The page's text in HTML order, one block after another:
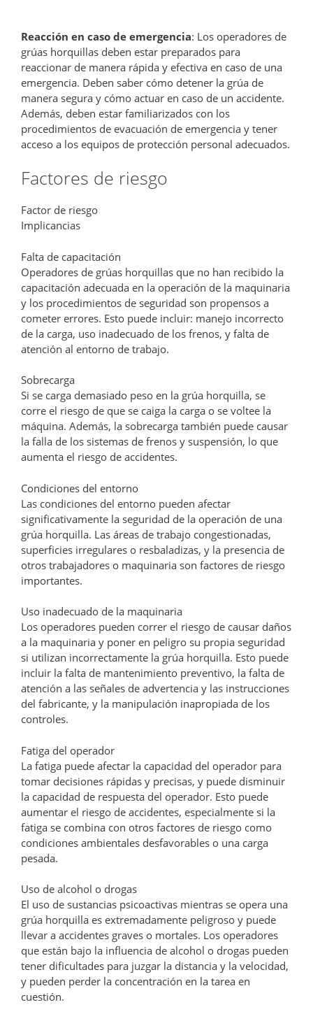
Reacción en caso de emergencia: Los operadores de
grúas horquillas deben estar preparados para
reaccionar de manera rápida y efectiva en caso de una
emergencia. Deben saber cómo detener la grúa de
manera segura y cómo actuar en caso de un accidente.
Además, deben estar familiarizados con los
procedimientos de evacuación de emergencia y tener
acceso a los equipos de protección personal adecuados.
Factores de riesgo
Factor de riesgo
Implicancias
Falta de capacitación
Operadores de grúas horquillas que no han recibido la
capacitación adecuada en la operación de la maquinaria
y los procedimientos de seguridad son propensos a
cometer errores. Esto puede incluir: manejo incorrecto
de la carga, uso inadecuado de los frenos, y falta de
atención al entorno de trabajo.
Sobrecarga
Si se carga demasiado peso en la grúa horquilla, se
corre el riesgo de que se caiga la carga o se voltee la
máquina. Además, la sobrecarga también puede causar
la falla de los sistemas de frenos y suspensión, lo que
aumenta el riesgo de accidentes.
Condiciones del entorno
Las condiciones del entorno pueden afectar
significativamente la seguridad de la operación de una
grúa horquilla. Las áreas de trabajo congestionadas,
superficies irregulares o resbaladizas, y la presencia de
otros trabajadores o maquinaria son factores de riesgo
importantes.
Uso inadecuado de la maquinaria
Los operadores pueden correr el riesgo de causar daños
a la maquinaria y poner en peligro su propia seguridad
si utilizan incorrectamente la grúa horquilla. Esto puede
incluir la falta de mantenimiento preventivo, la falta de
atención a las señales de advertencia y las instrucciones
del fabricante, y la manipulación inapropiada de los
controles.
Fatiga del operador
La fatiga puede afectar la capacidad del operador para
tomar decisiones rápidas y precisas, y puede disminuir
la capacidad de respuesta del operador. Esto puede
aumentar el riesgo de accidentes, especialmente si la
fatiga se combina con otros factores de riesgo como
condiciones ambientales desfavorables o una carga
pesada.
Uso de alcohol o drogas
El uso de sustancias psicoactivas mientras se opera una
grúa horquilla es extremadamente peligroso y puede
llevar a accidentes graves o mortales. Los operadores
que están bajo la influencia de alcohol o drogas pueden
tener dificultades para juzgar la distancia y la velocidad,
y pueden perder la concentración en la tarea en
cuestión.